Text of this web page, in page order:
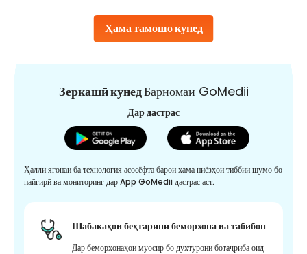
Ҳама тамошо кунед
Зеркашӣ кунедБарномаи GoMedii
Дар дастрас
Ҳалли ягонаи ба технология асосёфта барои ҳама ниёзҳои тиббии шумо бо
пайгирӣ ва мониторинг дар App GoMedii дастрас аст.
Шабакаҳои беҳтарини беморхона ва табибон
Дар беморхонаҳои муосир бо духтурони ботаҷриба оид